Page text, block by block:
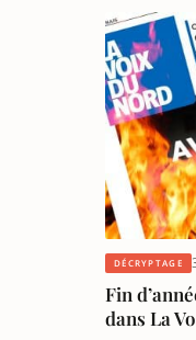
DÉCRYPTAGE
Fin
dans La